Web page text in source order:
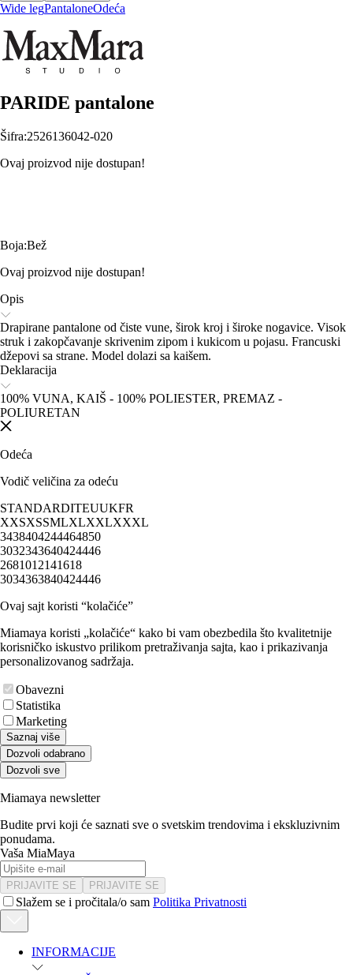
Wide legPantaloneOdeća
PARIDE pantalone
Šifra:2526136042-020
Ovaj proizvod nije dostupan!
Boja:Bež
Ovaj proizvod nije dostupan!
Opis
Drapirane pantalone od čiste vune, širok kroj i široke nogavice. Visok
struk i zakopčavanje skrivenim zipom i kukicom u pojasu. Francuski
džepovi sa strane. Model dolazi sa kaišem.
Deklaracija
100% VUNA, KAIŠ - 100% POLIESTER, PREMAZ -
POLIURETAN
Odeća
Vodič veličina za odeću
STANDARDITEUUKFR
XXSXSSMLXLXXLXXXL
3438404244464850
3032343640424446
2681012141618
3034363840424446
Ovaj sajt koristi “kolačiće”
Miamaya koristi „kolačiće“ kako bi vam obezbedila što kvalitetnije
korisničko iskustvo prilikom pretraživanja sajta, kao i prikazivanja
personalizovanog sadržaja.
Obavezni
Statistika
Marketing
Saznaj više
Dozvoli odabrano
Dozvoli sve
Miamaya newsletter
Budite prvi koji će saznati sve o svetskim trendovima i ekskluzivnim
ponudama.
Vaša MiaMaya
PRIJAVITE SE PRIJAVITE SE
Slažem se i pročitala/o sam Politika Privatnosti
INFORMACIJE